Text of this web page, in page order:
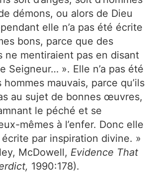
démons, ou alors de Dieu
elle n’a pas été écrite
bons, parce que des
ne mentiraient pas en disant
Seigneur… ». Elle n’a pas été
mauvais, parce qu’ils
au sujet de bonnes œuvres,
le péché et se
mêmes à l’enfer. Donc elle
par inspiration divine. »
McDowell, Evidence That
1990:178).